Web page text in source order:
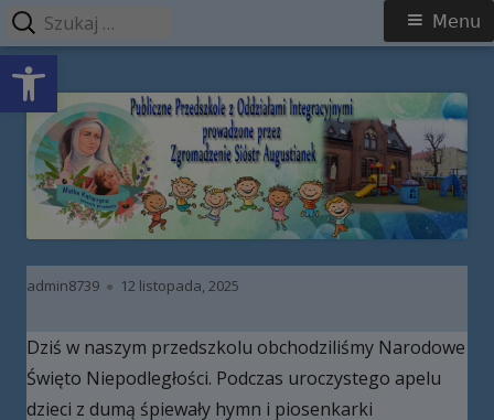
Open toolbar
Przeskocz
treści
Publiczne Przedszkole z Oddziałami
Integracyjnymi prowadzone przez
Zgromadzenie Sióstr Augustianek
Menu
główne
Menu
Autor
admin8739 Opublikowano
12 listopada, 2025
Dziś w naszym przedszkolu obchodziliśmy Narodowe
Święto Niepodległości. Podczas uroczystego apelu
dzieci z dumą śpiewały hymn i piosenkarki